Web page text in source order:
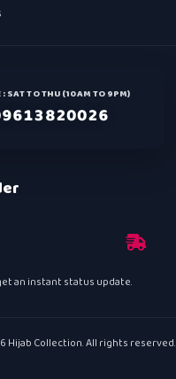
SAT TO THU (10AM TO 9PM)
an instant status update.
Hijab Collection. All rights reserved.